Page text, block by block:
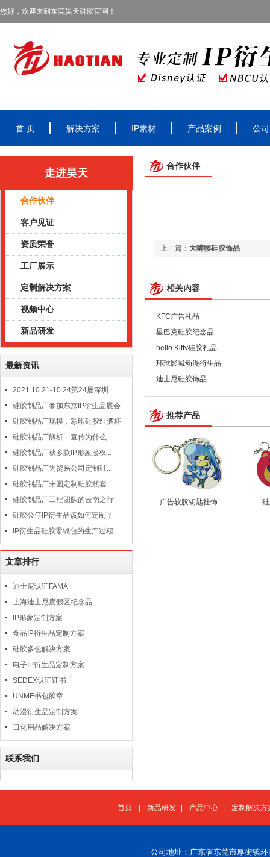
您好，欢迎来到东莞昊天硅胶官网！
首 页 解决方案 IP素材 产品案例 公
走进昊天
合作伙伴
客户见证
资质荣誉
工厂展示
定制解决方案
视频中心
新品研发
最新资讯
2021.10.21-10.24第24届深圳...
硅胶制品厂参加东京IP衍生品展会
硅胶制品厂现模，彩印硅胶红酒杯
硅胶制品厂解析：宣传为什么...
硅胶制品厂获多款IP形象授权...
硅胶制品厂为贸易公司定制硅...
硅胶制品厂来图定制硅胶瓶套
硅胶制品厂工程团队的云南之行
硅胶公仔IP衍生品该如何定制？
IP衍生品硅胶零钱包的生产过程
文章排行
迪士尼认证FAMA
上海迪士尼度假区纪念品
IP形象定制方案
食品IP衍生品定制方案
硅胶多色解决方案
电子IP衍生品定制方案
SEDEX认证证书
UNME书包胶章
动漫衍生品定制方案
日化用品解决方案
联系我们
合作伙伴
上一篇： 大嘴猴硅胶饰品
相关内容
KFC广告礼品
星巴克硅胶纪念品
hello Kitty硅胶礼品
环球影城动漫衍生品
迪士尼硅胶饰品
推荐产品
广告软胶钥匙挂饰
首页 新品研发 产品中心 定制解决方
公司地址：广东省东莞市厚街镇